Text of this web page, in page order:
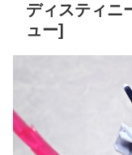
ディスティニ
ュー]